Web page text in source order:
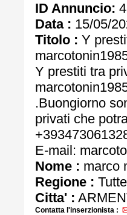
ID Annuncio:
Data : 15/05/
Titolo : Y
Y prestiti tra
.Buongiorno
privati che
E-mail:
Nome : marco
Regione :
Citta' :
Contatta l'inserzionista :